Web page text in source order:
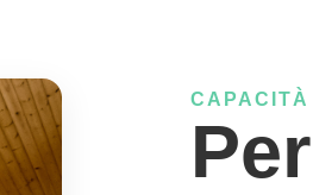
CAPACITÀ